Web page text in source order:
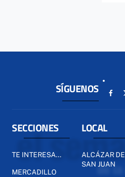
SÍGUENOS
SECCIONES
TE INTERESA...
MERCADILLO
LOCAL
ALCÁZAR DE
SAN JUAN